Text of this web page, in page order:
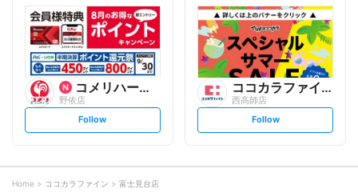
o
w
l
o
w
コメリハード&グリーン
野依店
s
t
o
w
Follow
ココカラファイン
西高師店
s
t
Follow
Home ココカラファイン 富士見台店